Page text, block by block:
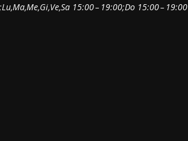
15:00 – 19:00;Do 15:00 – 19:00